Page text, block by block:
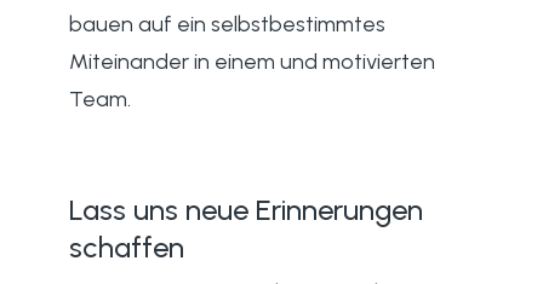
bauen auf ein selbstbestimmtes
Miteinander in einem und motivierten
Team.
Lass uns neue Erinnerungen
schaffen